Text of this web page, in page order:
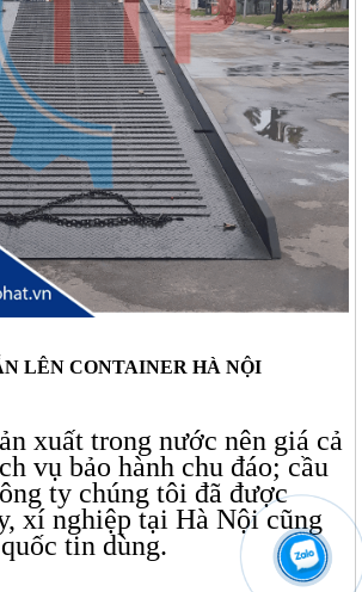
LÊN CONTAINER HÀ NỘI
xuất trong nước nên giá cả
vụ bảo hành chu đáo; cầu
ty chúng tôi đã được
xí nghiệp tại Hà Nội cũng
tin dùng.